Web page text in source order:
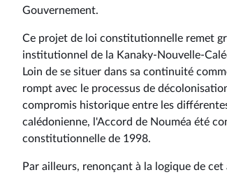
Gouvernement.
Ce projet de loi constitutionnelle remet
institutionnel de la Kanaky-Nouvelle-
Loin de se situer dans sa continuité
rompt avec le processus de
compromis historique entre les
calédonienne, l'Accord de Nouméa été
constitutionnelle de 1998.
Par ailleurs, renonçant à la logique de